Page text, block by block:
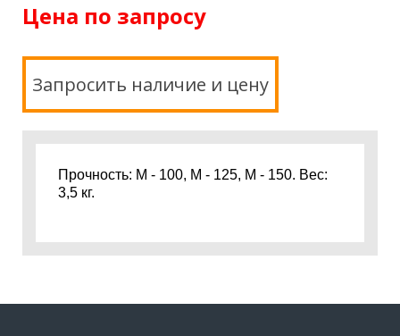
Цена по запросу
Запросить наличие и цену
Прочность: М - 100, М - 125, М - 150. Вес:
3,5 кг.